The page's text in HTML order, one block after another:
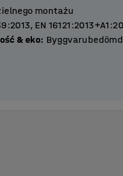
montażu
EN
& eko: